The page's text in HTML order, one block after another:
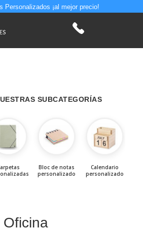
Personalizados ¡al mejor precio!
SUBCATEGORÍAS
Bloc de notas
personalizado
Calendario
personalizado
Oficina